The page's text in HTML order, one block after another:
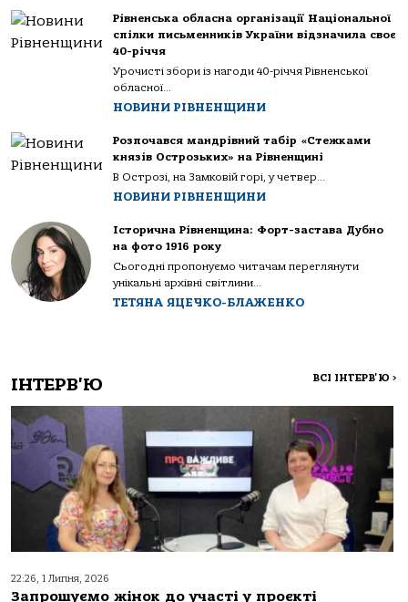
Рівненська обласна організації Національної
спілки письменників України відзначила своє
40-річчя
Урочисті збори із нагоди 40-річчя Рівненської
обласної...
НОВИНИ РІВНЕНЩИНИ
Розпочався мандрівний табір «Стежками
князів Острозьких» на Рівненщині
В Острозі, на Замковій горі, у четвер...
НОВИНИ РІВНЕНЩИНИ
Історична Рівненщина: Форт-застава Дубно
на фото 1916 року
Сьогодні пропонуємо читачам переглянути
унікальні архівні світлини...
ТЕТЯНА ЯЦЕЧКО-БЛАЖЕНКО
ІНТЕРВ'Ю ВСІ ІНТЕРВ'Ю >
22:26, 1 Липня, 2026
Запрошуємо жінок до участі у проєкті